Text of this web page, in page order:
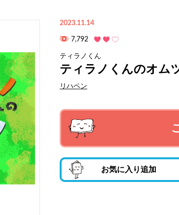
2023.11.14
7,792
ティラノくん
ティラノくんのオム
リハペン
お気に入り追加